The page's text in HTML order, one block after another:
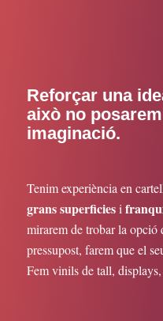
Reforçar una
això no
imaginació.
Tenim experiència en
grans superficiesi
mirarem de trobar la opció
pressupost, farem que el
Fem vinils de tall,